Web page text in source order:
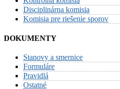
Disciplinárna komisia
Komisia pre riešenie sporov
DOKUMENTY
Stanovy a smernice
Formuláre
Pravidlá
Ostatné